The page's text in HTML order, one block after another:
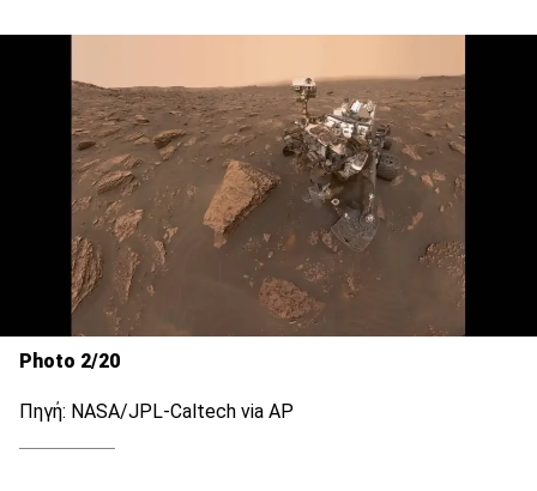
Photo 2/20
Πηγή: NASA/JPL-Caltech via AP